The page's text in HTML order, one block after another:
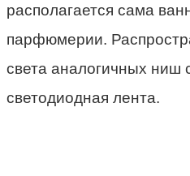
располагается сама
парфюмерии.
света аналогичных ниш
светодиодная лента.